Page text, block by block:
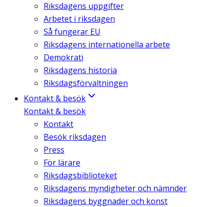
Riksdagens uppgifter
Arbetet i riksdagen
Så fungerar EU
Riksdagens internationella arbete
Demokrati
Riksdagens historia
Riksdagsförvaltningen
Kontakt & besök
Kontakt & besök
Kontakt
Besök riksdagen
Press
För lärare
Riksdagsbiblioteket
Riksdagens myndigheter och nämnder
Riksdagens byggnader och konst